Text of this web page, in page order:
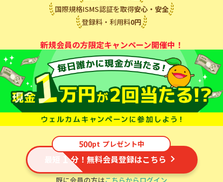
運営実績20年以上
国際規格ISMS認証を取得安心・安全
登録料・利用料0円
新規会員の方限定キャンペーン開催中！
500pt プレゼント中